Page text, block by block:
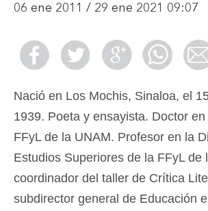
06 ene 2011 / 29 ene 2021 09:07
Nació en Los Mochis, Sinaloa, el
1939. Poeta y ensayista. Doctor
FFyL de la UNAM. Profesor en la
Estudios Superiores de la FFyL de
coordinador del taller de Crítica
subdirector general de Educación